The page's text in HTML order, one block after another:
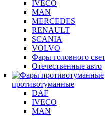
IVECO
MAN
MERCEDES
RENAULT
SCANIA
VOLVO
Фары головного
Отечественные авто
противотуманные
DAF
IVECO
MAN